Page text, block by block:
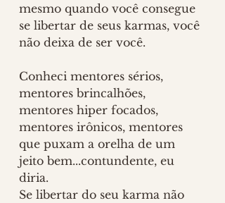
mesmo quando você consegue
se libertar de seus karmas, você
não deixa de ser você.
Conheci mentores sérios,
mentores brincalhões,
mentores hiper focados,
mentores irônicos, mentores
que puxam a orelha de um
jeito bem...contundente, eu
diria.
Se libertar do seu karma não